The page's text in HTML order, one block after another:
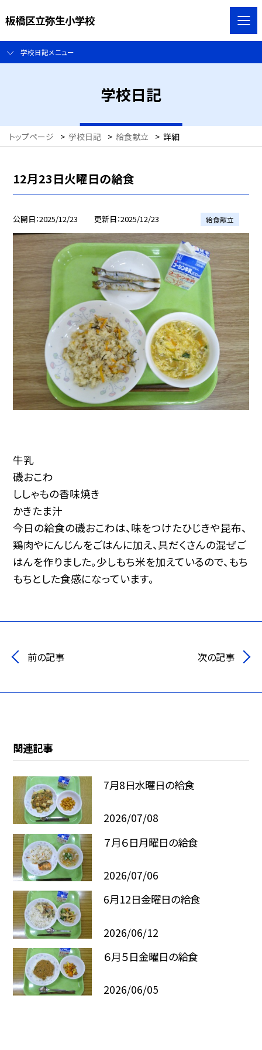
板橋区立弥生小学校
学校日記メニュー
学校日記
トップページ > 学校日記 > 給食献立 > 詳細
12月23日火曜日の給食
公開日 2025/12/23 更新日 2025/12/23 給食献立
牛乳
磯おこわ
ししゃもの香味焼き
かきたま汁
今日の給食の磯おこわは、味をつけたひじきや昆布、
鶏肉やにんじんをごはんに加え、具だくさんの混ぜご
はんを作りました。少しもち米を加えているので、もち
もちとした食感になっています。
前の記事 次の記事
関連記事
7月8日水曜日の給食
2026/07/08
７月６日月曜日の給食
2026/07/06
6月12日金曜日の給食
2026/06/12
６月５日金曜日の給食
2026/06/05